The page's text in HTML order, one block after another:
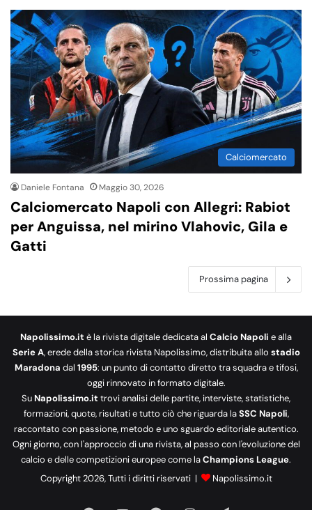
Calciomercato
Daniele Fontana Maggio 30, 2026
Calciomercato Napoli con Allegri: Rabiot
per Anguissa, nel mirino Vlahovic, Gila e
Gatti
Prossima pagina
Napolissimo.it è la rivista digitale dedicata al Calcio Napoli e alla
Serie A, erede della storica rivista Napolissimo, distribuita allo stadio
Maradona dal 1995: un punto di contatto diretto tra squadra e tifosi,
oggi rinnovato in formato digitale.
SuNapolissimo.it trovi analisi delle partite, interviste, statistiche,
formazioni, quote, risultati e tutto ciò che riguarda laSSC Napoli,
raccontato con passione, metodo e uno sguardo editoriale autentico.
Ogni giorno, con l'approccio di una rivista, al passo con l'evoluzione del
calcio e delle competizioni europee come laChampions League.
Copyright 2026, Tutti i diritti riservati |
Napolissimo.it